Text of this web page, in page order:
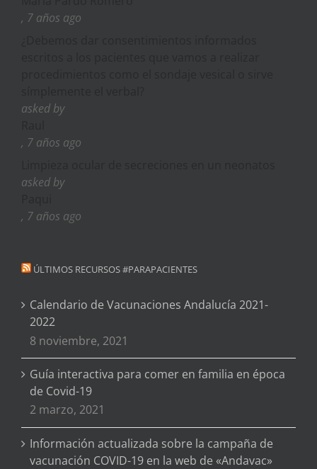
, 7 años ago
asked by
, 7 años ago
asked by
, 7 años ago
ÚLTIMOS RECURSOS #PARAPACIENTES
Calendario de Vacunaciones Andalucía 2021-
2022
8 noviembre, 2021
Guía interactiva para comer en familia en época
de Covid-19
2 marzo, 2021
Información actualizada sobre la campaña de
vacunación COVID-19 en la web de «Andavac»